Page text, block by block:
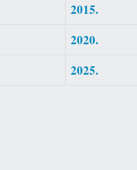
2015.
2020.
2025.